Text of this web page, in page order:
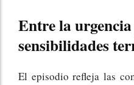
Entre la
sensibilidades
El episodio refleja las